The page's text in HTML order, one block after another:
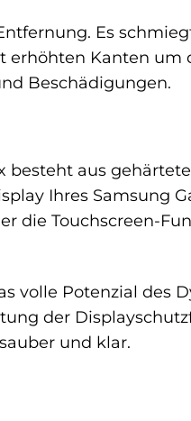
Es
erhöhten Kanten um
Beschädigungen.
aus
Ihres Samsung
die Touchscreen-
volle Potenzial des
der
und klar.